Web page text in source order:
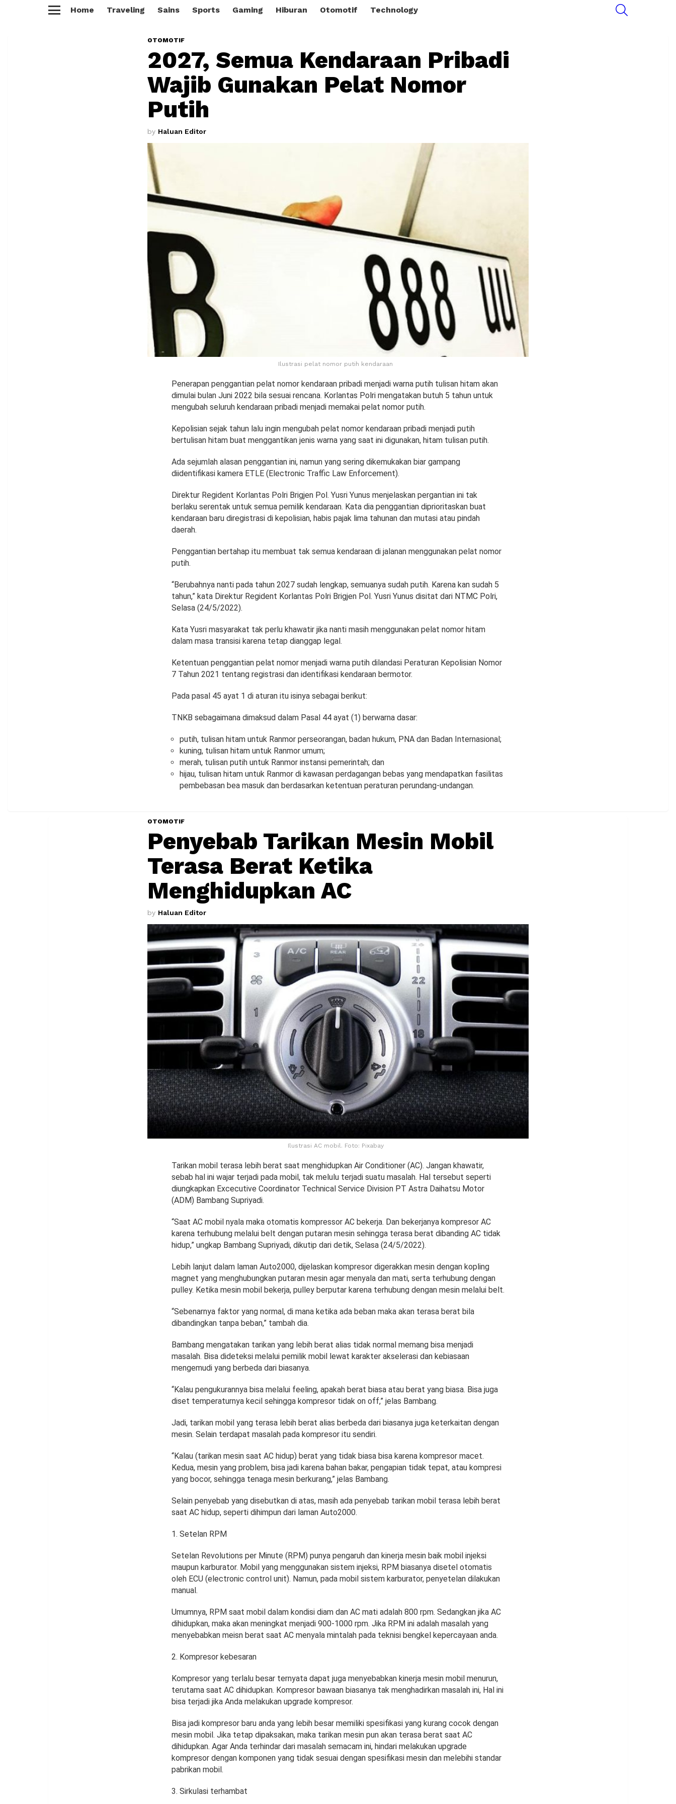
Home Traveling Sains Sports Gaming Hiburan Otomotif Technology
OTOMOTIF
2027, Semua Kendaraan Pribadi
Wajib Gunakan Pelat Nomor
Putih
by Haluan Editor
Ilustrasi pelat nomor putih kendaraan
Penerapan penggantian pelat nomor kendaraan pribadi menjadi warna putih tulisan hitam akan
dimulai bulan Juni 2022 bila sesuai rencana. Korlantas Polri mengatakan butuh 5 tahun untuk
mengubah seluruh kendaraan pribadi menjadi memakai pelat nomor putih.
Kepolisian sejak tahun lalu ingin mengubah pelat nomor kendaraan pribadi menjadi putih
bertulisan hitam buat menggantikan jenis warna yang saat ini digunakan, hitam tulisan putih.
Ada sejumlah alasan penggantian ini, namun yang sering dikemukakan biar gampang
diidentifikasi kamera ETLE (Electronic Traffic Law Enforcement).
Direktur Regident Korlantas Polri Brigjen Pol. Yusri Yunus menjelaskan pergantian ini tak
berlaku serentak untuk semua pemilik kendaraan. Kata dia penggantian diprioritaskan buat
kendaraan baru diregistrasi di kepolisian, habis pajak lima tahunan dan mutasi atau pindah
daerah.
Penggantian bertahap itu membuat tak semua kendaraan di jalanan menggunakan pelat nomor
putih.
“Berubahnya nanti pada tahun 2027 sudah lengkap, semuanya sudah putih. Karena kan sudah 5
tahun,” kata Direktur Regident Korlantas Polri Brigjen Pol. Yusri Yunus disitat dari NTMC Polri,
Selasa (24/5/2022).
Kata Yusri masyarakat tak perlu khawatir jika nanti masih menggunakan pelat nomor hitam
dalam masa transisi karena tetap dianggap legal.
Ketentuan penggantian pelat nomor menjadi warna putih dilandasi Peraturan Kepolisian Nomor
7 Tahun 2021 tentang registrasi dan identifikasi kendaraan bermotor.
Pada pasal 45 ayat 1 di aturan itu isinya sebagai berikut:
TNKB sebagaimana dimaksud dalam Pasal 44 ayat (1) berwarna dasar:
putih, tulisan hitam untuk Ranmor perseorangan, badan hukum, PNA dan Badan Internasional;
kuning, tulisan hitam untuk Ranmor umum;
merah, tulisan putih untuk Ranmor instansi pemerintah; dan
hijau, tulisan hitam untuk Ranmor di kawasan perdagangan bebas yang mendapatkan fasilitas
pembebasan bea masuk dan berdasarkan ketentuan peraturan perundang-undangan.
OTOMOTIF
Penyebab Tarikan Mesin Mobil
Terasa Berat Ketika
Menghidupkan AC
by Haluan Editor
Ilustrasi AC mobil. Foto: Pixabay
Tarikan mobil terasa lebih berat saat menghidupkan Air Conditioner (AC). Jangan khawatir,
sebab hal ini wajar terjadi pada mobil, tak melulu terjadi suatu masalah. Hal tersebut seperti
diungkapkan Excecutive Coordinator Technical Service Division PT Astra Daihatsu Motor
(ADM) Bambang Supriyadi.
“Saat AC mobil nyala maka otomatis kompressor AC bekerja. Dan bekerjanya kompresor AC
karena terhubung melalui belt dengan putaran mesin sehingga terasa berat dibanding AC tidak
hidup,” ungkap Bambang Supriyadi, dikutip dari detik, Selasa (24/5/2022).
Lebih lanjut dalam laman Auto2000, dijelaskan kompresor digerakkan mesin dengan kopling
magnet yang menghubungkan putaran mesin agar menyala dan mati, serta terhubung dengan
pulley. Ketika mesin mobil bekerja, pulley berputar karena terhubung dengan mesin melalui belt.
“Sebenarnya faktor yang normal, di mana ketika ada beban maka akan terasa berat bila
dibandingkan tanpa beban,” tambah dia.
Bambang mengatakan tarikan yang lebih berat alias tidak normal memang bisa menjadi
masalah. Bisa dideteksi melalui pemilik mobil lewat karakter akselerasi dan kebiasaan
mengemudi yang berbeda dari biasanya.
“Kalau pengukurannya bisa melalui feeling, apakah berat biasa atau berat yang biasa. Bisa juga
diset temperaturnya kecil sehingga kompresor tidak on off,” jelas Bambang.
Jadi, tarikan mobil yang terasa lebih berat alias berbeda dari biasanya juga keterkaitan dengan
mesin. Selain terdapat masalah pada kompresor itu sendiri.
“Kalau (tarikan mesin saat AC hidup) berat yang tidak biasa bisa karena kompresor macet.
Kedua, mesin yang problem, bisa jadi karena bahan bakar, pengapian tidak tepat, atau kompresi
yang bocor, sehingga tenaga mesin berkurang,” jelas Bambang.
Selain penyebab yang disebutkan di atas, masih ada penyebab tarikan mobil terasa lebih berat
saat AC hidup, seperti dihimpun dari laman Auto2000.
Setelan RPM
Setelan Revolutions per Minute (RPM) punya pengaruh dan kinerja mesin baik mobil injeksi
maupun karburator. Mobil yang menggunakan sistem injeksi, RPM biasanya disetel otomatis
oleh ECU (electronic control unit). Namun, pada mobil sistem karburator, penyetelan dilakukan
manual.
Umumnya, RPM saat mobil dalam kondisi diam dan AC mati adalah 800 rpm. Sedangkan jika AC
dihidupkan, maka akan meningkat menjadi 900-1000 rpm. Jika RPM ini adalah masalah yang
menyebabkan meisn berat saat AC menyala mintalah pada teknisi bengkel kepercayaan anda.
Kompresor kebesaran
Kompresor yang terlalu besar ternyata dapat juga menyebabkan kinerja mesin mobil menurun,
terutama saat AC dihidupkan. Kompresor bawaan biasanya tak menghadirkan masalah ini, Hal ini
bisa terjadi jika Anda melakukan upgrade kompresor.
Bisa jadi kompresor baru anda yang lebih besar memiliki spesifikasi yang kurang cocok dengan
mesin mobil. Jika tetap dipaksakan, maka tarikan mesin pun akan terasa berat saat AC
dihidupkan. Agar Anda terhindar dari masalah semacam ini, hindari melakukan upgrade
kompresor dengan komponen yang tidak sesuai dengan spesifikasi mesin dan melebihi standar
pabrikan mobil.
Sirkulasi terhambat